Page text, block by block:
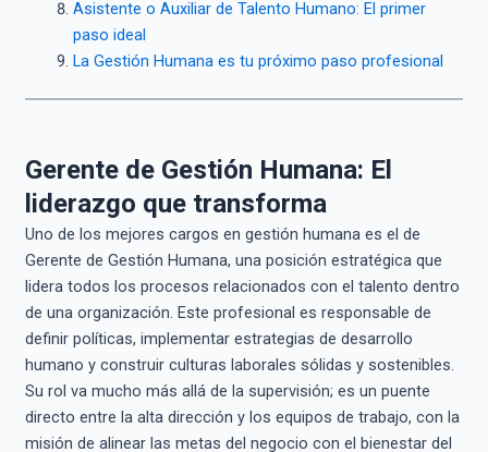
Asistente o Auxiliar de Talento Humano: El primer
paso ideal
La Gestión Humana es tu próximo paso profesional
Gerente de Gestión Humana: El
liderazgo que transforma
Uno de los mejores cargos en gestión humana es el de
Gerente de Gestión Humana, una posición estratégica que
lidera todos los procesos relacionados con el talento dentro
de una organización. Este profesional es responsable de
definir políticas, implementar estrategias de desarrollo
humano y construir culturas laborales sólidas y sostenibles.
Su rol va mucho más allá de la supervisión; es un puente
directo entre la alta dirección y los equipos de trabajo, con la
misión de alinear las metas del negocio con el bienestar del